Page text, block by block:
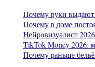
Почему руки выдают
Почему в доме
Нейровизуалист
TikTok Money 2026:
Почему раньше